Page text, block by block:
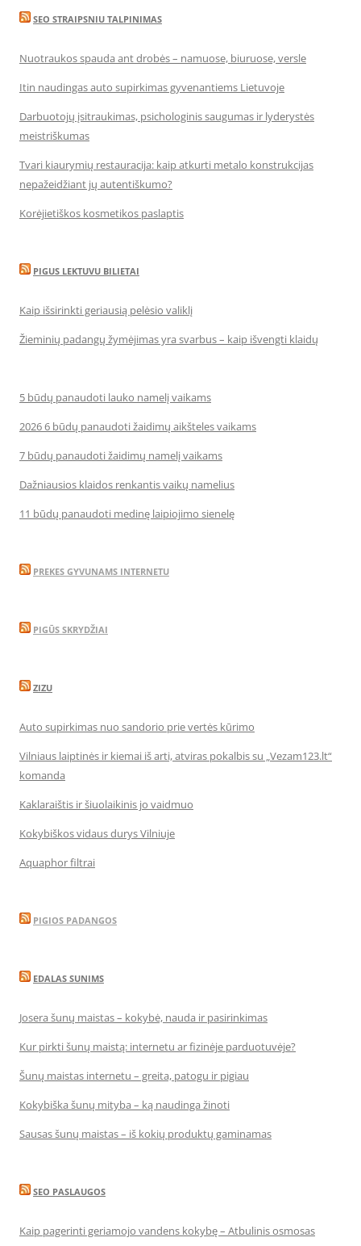
SEO STRAIPSNIU TALPINIMAS
Nuotraukos spauda ant drobės – namuose, biuruose, versle
Itin naudingas auto supirkimas gyvenantiems Lietuvoje
Darbuotojų įsitraukimas, psichologinis saugumas ir lyderystės
meistriškumas
Tvari kiaurymių restauracija: kaip atkurti metalo konstrukcijas
nepažeidžiant jų autentiškumo?
Korėjietiškos kosmetikos paslaptis
PIGUS LEKTUVU BILIETAI
Kaip išsirinkti geriausią pelėsio valiklį
Žieminių padangų žymėjimas yra svarbus – kaip išvengti klaidų
5 būdų panaudoti lauko namelį vaikams
2026 6 būdų panaudoti žaidimų aikšteles vaikams
7 būdų panaudoti žaidimų namelį vaikams
Dažniausios klaidos renkantis vaikų namelius
11 būdų panaudoti medinę laipiojimo sienelę
PREKES GYVUNAMS INTERNETU
PIGŪS SKRYDŽIAI
ZIZU
Auto supirkimas nuo sandorio prie vertės kūrimo
Vilniaus laiptinės ir kiemai iš arti, atviras pokalbis su „Vezam123.lt“
komanda
Kaklaraištis ir šiuolaikinis jo vaidmuo
Kokybiškos vidaus durys Vilniuje
Aquaphor filtrai
PIGIOS PADANGOS
EDALAS SUNIMS
Josera šunų maistas – kokybė, nauda ir pasirinkimas
Kur pirkti šunų maistą: internetu ar fizinėje parduotuvėje?
Šunų maistas internetu – greita, patogu ir pigiau
Kokybiška šunų mityba – ką naudinga žinoti
Sausas šunų maistas – iš kokių produktų gaminamas
SEO PASLAUGOS
Kaip pagerinti geriamojo vandens kokybę – Atbulinis osmosas